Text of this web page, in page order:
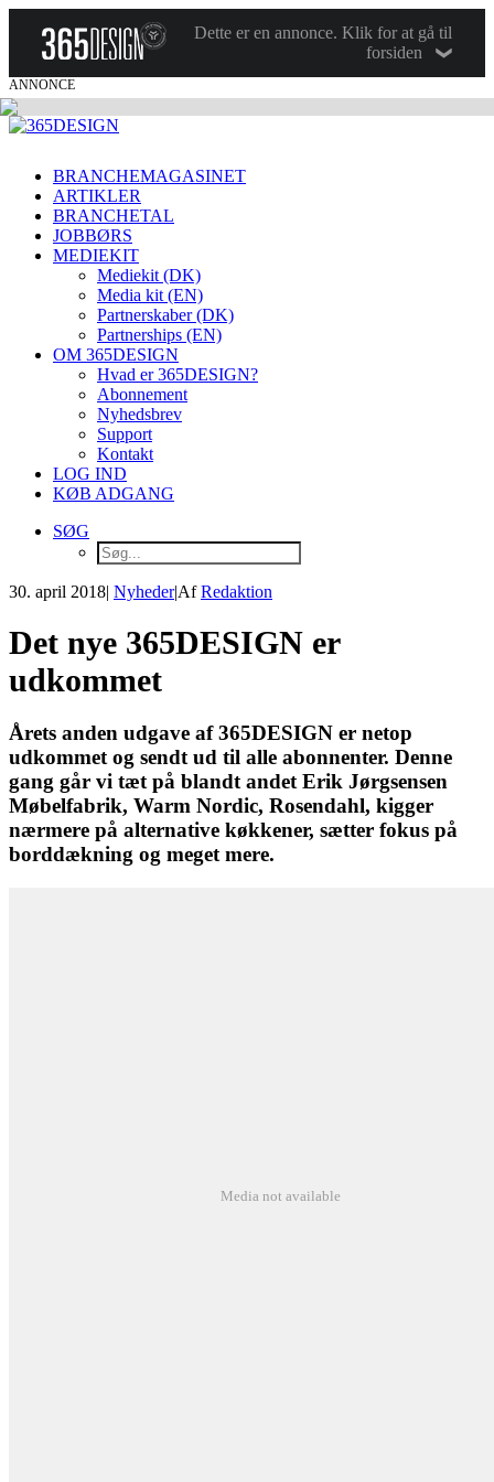
Dette er en annonce. Klik for at gå til
forsiden
ANNONCE
BRANCHEMAGASINET
ARTIKLER
BRANCHETAL
JOBBØRS
MEDIEKIT
Mediekit (DK)
Media kit (EN)
Partnerskaber (DK)
Partnerships (EN)
OM 365DESIGN
Hvad er 365DESIGN?
Abonnement
Nyhedsbrev
Support
Kontakt
LOG IND
KØB ADGANG
SØG
30. april 2018| Nyheder|AfRedaktion
Det nye 365DESIGN er
udkommet
Årets anden udgave af 365DESIGN er netop
udkommet og sendt ud til alle abonnenter. Denne
gang går vi tæt på blandt andet Erik Jørgsensen
Møbelfabrik, Warm Nordic, Rosendahl, kigger
nærmere på alternative køkkener, sætter fokus på
borddækning og meget mere.
Media not available